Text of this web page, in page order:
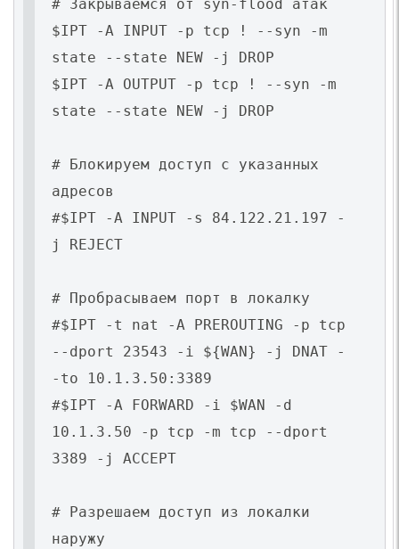
# Закрываемся от syn-flood атак
$IPT -A INPUT -p tcp ! --syn -m
state --state NEW -j DROP
$IPT -A OUTPUT -p tcp ! --syn -m
state --state NEW -j DROP
# Блокируем доступ с указанных
адресов
#$IPT -A INPUT -s 84.122.21.197 -
j REJECT
# Пробрасываем порт в локалку
#$IPT -t nat -A PREROUTING -p tcp
--dport 23543 -i ${WAN} -j DNAT -
-to 10.1.3.50:3389
#$IPT -A FORWARD -i $WAN -d
10.1.3.50 -p tcp -m tcp --dport
3389 -j ACCEPT
# Разрешаем доступ из локалки
наружу